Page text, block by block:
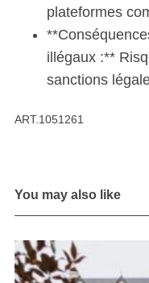
plateformes
illégaux :**
sanctions
ART.1051261
You may also like